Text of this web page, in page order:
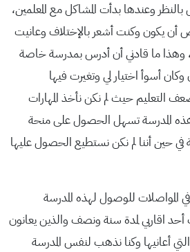
وعندها بدأت المشاكل مع المعلمين،
أن يكون وكنت أشعر بالإختلاف وعانيت
وهذا ما قادني أن أدرس بمدرسة خاصة
أسوأ اختيار لي وتغيرت فيها
حيث لم نكن نأخذ المهارات
المدرسة تسهل الحصول على منحة
حين أننا لم نكن نستطيع الحصول عليها
للوصول لهذه المدرسة
اقاربي لمدة سنة ونصف والذين يعانون
أعانيها وكنا نذهب لنفس المدرسة